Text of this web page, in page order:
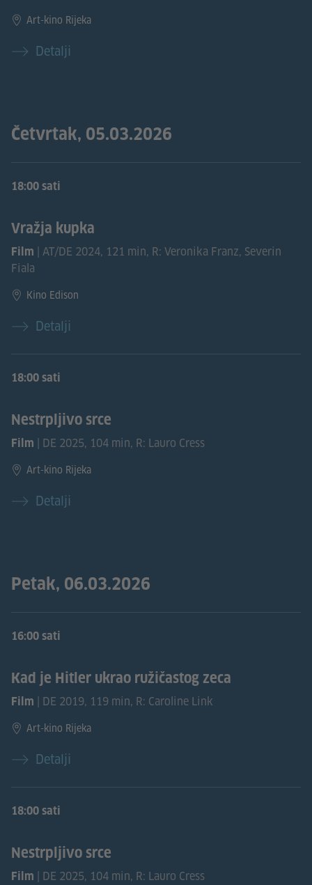
Art-kino Rijeka
Detalji
Četvrtak, 05.03.2026
18:00 sati
Vražja kupka
Film
| AT/DE 2024, 121 min, R: Veronika Franz, Severin
Fiala
Kino Edison
Detalji
18:00 sati
Nestrpljivo srce
Film | DE 2025, 104 min, R: Lauro Cress
Art-kino Rijeka
Detalji
Petak, 06.03.2026
16:00 sati
Kad je Hitler ukrao ružičastog zeca
Film | DE 2019, 119 min, R: Caroline Link
Art-kino Rijeka
Detalji
18:00 sati
Nestrpljivo srce
Film | DE 2025, 104 min, R: Lauro Cress